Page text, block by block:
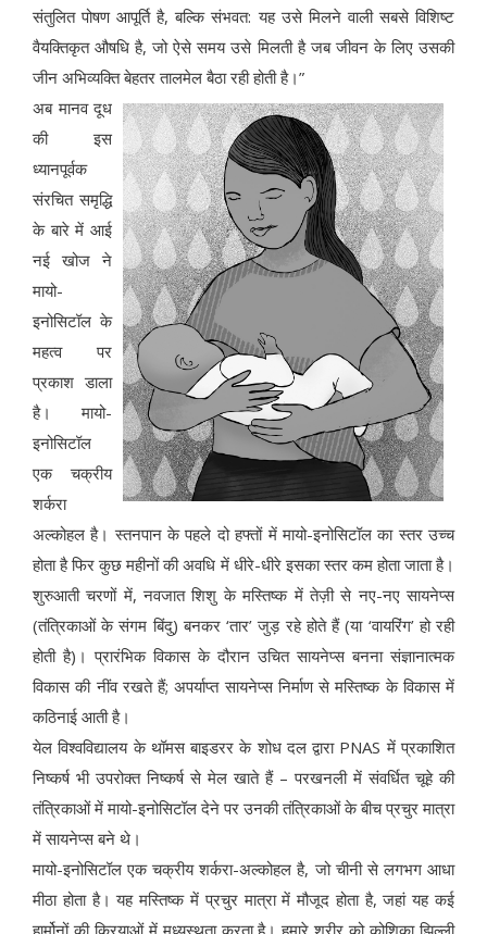
संतुलित पोषण आपूर्ति है, बल्कि संभवत: यह उसे मिलने वाली सबसे विशिष्ट
वैयक्तिकृत औषधि है, जो ऐसे समय उसे मिलती है जब जीवन के लिए उसकी
जीन अभिव्यक्ति बेहतर तालमेल बैठा रही होती है।”
अब मानव दूध
की इस
ध्यानपूर्वक
संरचित समृद्धि
के बारे में आई
नई खोज ने
मायो-
इनोसिटॉल के
महत्व पर
प्रकाश डाला
है। मायो-
इनोसिटॉल
एक चक्रीय
शर्करा
अल्कोहल है। स्तनपान के पहले दो हफ्तों में मायो-इनोसिटॉल का स्तर उच्च
होता है फिर कुछ महीनों की अवधि में धीरे-धीरे इसका स्तर कम होता जाता है।
शुरुआती चरणों में, नवजात शिशु के मस्तिष्क में तेज़ी से नए-नए सायनेप्स
(तंत्रिकाओं के संगम बिंदु) बनकर ‘तार’ जुड़ रहे होते हैं (या ‘वायरिंग’ हो रही
होती है)। प्रारंभिक विकास के दौरान उचित सायनेप्स बनना संज्ञानात्मक
विकास की नींव रखते हैं; अपर्याप्त सायनेप्स निर्माण से मस्तिष्क के विकास में
कठिनाई आती है।
येल विश्वविद्यालय के थॉमस बाइडरर के शोध दल द्वारा PNAS में प्रकाशित
निष्कर्ष भी उपरोक्त निष्कर्ष से मेल खाते हैं – परखनली में संवर्धित चूहे की
तंत्रिकाओं में मायो-इनोसिटॉल देने पर उनकी तंत्रिकाओं के बीच प्रचुर मात्रा
में सायनेप्स बने थे।
मायो-इनोसिटॉल एक चक्रीय शर्करा-अल्कोहल है, जो चीनी से लगभग आधा
मीठा होता है। यह मस्तिष्क में प्रचुर मात्रा में मौजूद होता है, जहां यह कई